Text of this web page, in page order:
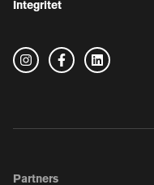
Integritet
Partners